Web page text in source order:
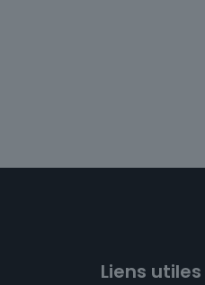
Liens utiles